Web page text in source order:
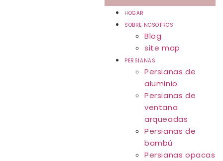
HOGAR
SOBRE NOSOTROS
Blog
site map
PERSIANAS
Persianas de
aluminio
Persianas de
ventana
arqueadas
Persianas de
bambú
Persianas opacas